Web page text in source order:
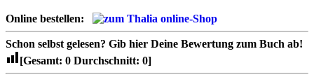
Online bestellen:
Schon selbst gelesen? Gib hier Deine Bewertung zum Buch ab!
[Gesamt: 0 Durchschnitt: 0]